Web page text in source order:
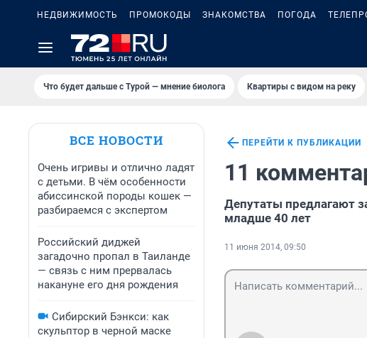
НЕДВИЖИМОСТЬ ПРОМОКОДЫ ЗНАКОМСТВА ПОГОДА
Что будет дальше с Турой — мнение биолога Квартиры с видом на реку
ВСЕ НОВОСТИ
Очень игривы и отлично ладят
с детьми. В чём особенности
абиссинской породы кошек —
разбираемся с экспертом
Российский диджей
загадочно пропал в Таиланде
— связь с ним прервалась
накануне его дня рождения
Сибирский Бэнкси: как
скульптор в черной маске
ПЕРЕЙТИ К ПУБЛИКАЦИИ
11
Депутаты предлагают
младше 40 лет
11 июня 2014, 09:50